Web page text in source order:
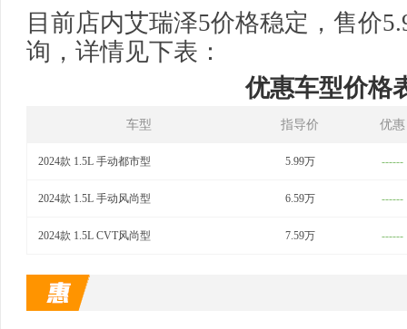
目前店内艾瑞泽5价格稳定，售价
询，详情见下表：
优惠车型价格
车型 指导价 优惠
2024款 1.5L 手动都市型 5.99万 ------
2024款 1.5L 手动风尚型 6.59万 ------
2024款 1.5L CVT风尚型 7.59万 ------